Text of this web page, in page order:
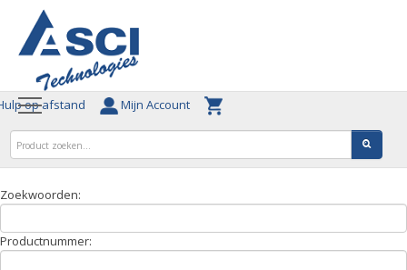
op afstand Mijn Account
Zoekwoorden:
Productnummer: